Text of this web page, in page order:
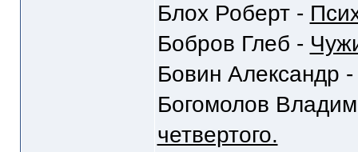
Блох Роберт -
Бобров Глеб -
Бовин Александр
Богомолов
четвертого.